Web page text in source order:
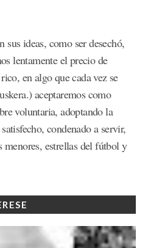
sus ideas, como ser desechó,
lentamente el precio de
en algo que cada vez se
aceptaremos como
voluntaria, adoptando la
condenado a servir,
estrellas del fútbol y